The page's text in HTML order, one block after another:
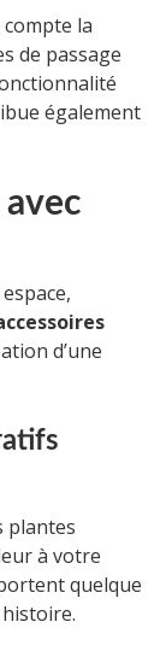
la
de passage
également
avec
d’une
plantes
à votre
quelque